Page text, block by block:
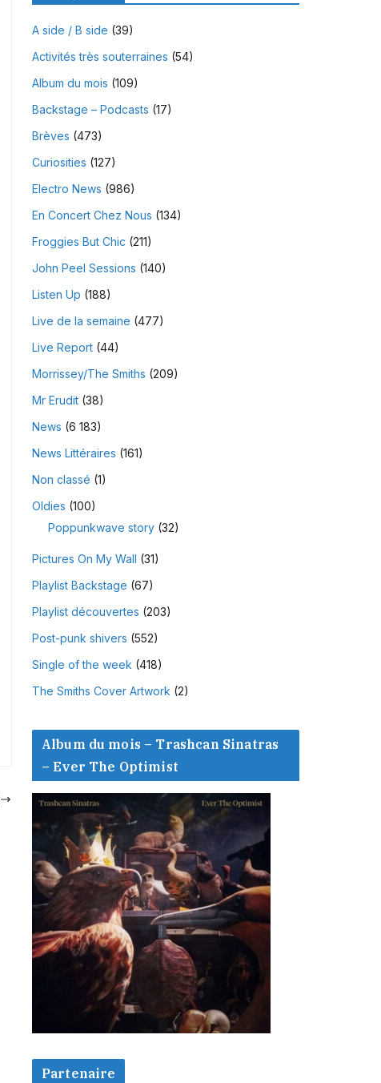
A side / B side (39)
Activités très souterraines (54)
Album du mois (109)
Backstage – Podcasts (17)
Brèves (473)
Curiosities (127)
Electro News (986)
En Concert Chez Nous (134)
Froggies But Chic (211)
John Peel Sessions (140)
Listen Up (188)
Live de la semaine (477)
Live Report(44)
Morrissey/The Smiths (209)
Mr Erudit(38)
News (6 183)
News Littéraires (161)
Non classé (1)
Oldies (100)
Poppunkwave story(32)
Pictures On My Wall (31)
Playlist Backstage (67)
Playlist découvertes (203)
Post-punk shivers (552)
Single of the week (418)
The Smiths Cover Artwork (2)
Album du mois – Trashcan Sinatras
– Ever The Optimist
Partenaire